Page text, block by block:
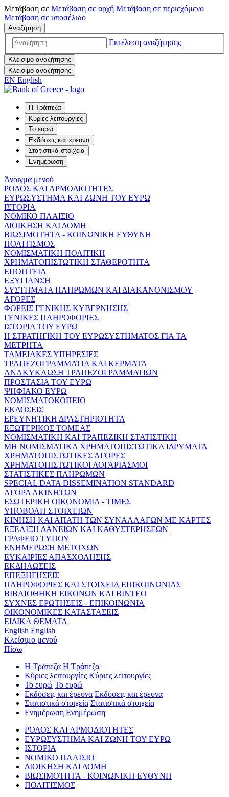
Μετάβαση σε Μετάβαση σε αρχή Μετάβαση σε περιεχόμενο
Μετάβαση σε υποσέλιδο
Αναζήτηση
Εκτέλεση αναζήτησης
Κλείσιμο αναζήτησης
Κλείσιμο αναζήτησης
EN English
Η Τράπεζα
Κύριες λειτουργίες
Το ευρώ
Εκδόσεις και έρευνα
Στατιστικά στοιχεία
Ενημέρωση
Άνοιγμα μενού
ΡΟΛΟΣ ΚΑΙ ΑΡΜΟΔΙΟΤΗΤΕΣ
ΕΥΡΩΣΥΣΤΗΜΑ ΚΑΙ ΖΩΝΗ ΤΟΥ ΕΥΡΩ
ΙΣΤΟΡΙΑ
ΝΟΜΙΚΟ ΠΛΑΙΣΙΟ
ΔΙΟΙΚΗΣΗ ΚΑΙ ΔΟΜΗ
ΒΙΩΣΙΜΟΤΗΤΑ - ΚΟΙΝΩΝΙΚΗ ΕΥΘΥΝΗ
ΠΟΛΙΤΙΣΜΟΣ
ΝΟΜΙΣΜΑΤΙΚΗ ΠΟΛΙΤΙΚΗ
ΧΡΗΜΑΤΟΠΙΣΤΩΤΙΚΗ ΣΤΑΘΕΡΟΤΗΤΑ
ΕΠΟΠΤΕΙΑ
ΕΞΥΓΙΑΝΣΗ
ΣΥΣΤΗΜΑΤΑ ΠΛΗΡΩΜΩΝ ΚΑΙ ΔΙΑΚΑΝΟΝΙΣΜΟΥ
ΑΓΟΡΕΣ
ΦΟΡΕΙΣ ΓΕΝΙΚΗΣ ΚΥΒΕΡΝΗΣΗΣ
ΓΕΝΙΚΕΣ ΠΛΗΡΟΦΟΡΙΕΣ
ΙΣΤΟΡΙΑ ΤΟΥ ΕΥΡΩ
Η ΣΤΡΑΤΗΓΙΚΗ ΤΟΥ ΕΥΡΩΣΥΣΤΗΜΑΤΟΣ ΓΙΑ ΤΑ
ΜΕΤΡΗΤΑ
ΤΑΜΕΙΑΚΕΣ ΥΠΗΡΕΣΙΕΣ
ΤΡΑΠΕΖΟΓΡΑΜΜΑΤΙΑ ΚΑΙ ΚΕΡΜΑΤΑ
ΑΝΑΚΥΚΛΩΣΗ ΤΡΑΠΕΖΟΓΡΑΜΜΑΤΙΩΝ
ΠΡΟΣΤΑΣΙΑ ΤΟΥ ΕΥΡΩ
ΨΗΦΙΑΚΟ ΕΥΡΩ
ΝΟΜΙΣΜΑΤΟΚΟΠΕΙΟ
ΕΚΔΟΣΕΙΣ
ΕΡΕΥΝΗΤΙΚΗ ΔΡΑΣΤΗΡΙΟΤΗΤΑ
ΕΞΩΤΕΡΙΚΟΣ ΤΟΜΕΑΣ
ΝΟΜΙΣΜΑΤΙΚΗ ΚΑΙ ΤΡΑΠΕΖΙΚΗ ΣΤΑΤΙΣΤΙΚΗ
ΜΗ ΝΟΜΙΣΜΑΤΙΚΑ ΧΡΗΜΑΤΟΠΙΣΤΩΤΙΚΑ ΙΔΡΥΜΑΤΑ
ΧΡΗΜΑΤΟΠΙΣΤΩΤΙΚΕΣ ΑΓΟΡΕΣ
ΧΡΗΜΑΤΟΠΙΣΤΩΤΙΚΟΙ ΛΟΓΑΡΙΑΣΜΟΙ
ΣΤΑΤΙΣΤΙΚΕΣ ΠΛΗΡΩΜΩΝ
SPECIAL DATA DISSEMINATION STANDARD
ΑΓΟΡΑ ΑΚΙΝΗΤΩΝ
ΕΣΩΤΕΡΙΚΗ ΟΙΚΟΝΟΜΙΑ - ΤΙΜΕΣ
ΥΠΟΒΟΛΗ ΣΤΟΙΧΕΙΩΝ
ΚΙΝΗΣΗ ΚΑΙ ΑΠΑΤΗ ΤΩΝ ΣΥΝΑΛΛΑΓΩΝ ΜΕ ΚΑΡΤΕΣ
ΕΞΕΛΙΞΗ ΔΑΝΕΙΩΝ ΚΑΙ ΚΑΘΥΣΤΕΡΗΣΕΩΝ
ΓΡΑΦΕΙΟ ΤΥΠΟΥ
ΕΝΗΜΕΡΩΣΗ ΜΕΤΟΧΩΝ
ΕΥΚΑΙΡΙΕΣ ΑΠΑΣΧΟΛΗΣΗΣ
ΕΚΔΗΛΩΣΕΙΣ
ΕΠΕΞΗΓΗΣΕΙΣ
ΠΛΗΡΟΦΟΡΙΕΣ ΚΑΙ ΣΤΟΙΧΕΙΑ ΕΠΙΚΟΙΝΩΝΙΑΣ
ΒΙΒΛΙΟΘΗΚΗ ΕΙΚΟΝΩΝ ΚΑΙ ΒΙΝΤΕΟ
ΣΥΧΝΕΣ ΕΡΩΤΗΣΕΙΣ - ΕΠΙΚΟΙΝΩΝΙΑ
ΟΙΚΟΝΟΜΙΚΕΣ ΚΑΤΑΣΤΑΣΕΙΣ
ΕΙΔΙΚΑ ΘΕΜΑΤΑ
English English
Κλείσιμο μενού
Πίσω
Η Τράπεζα Η Τράπεζα
Κύριες λειτουργίες Κύριες λειτουργίες
Το ευρώ Το ευρώ
Εκδόσεις και έρευνα Εκδόσεις και έρευνα
Στατιστικά στοιχεία Στατιστικά στοιχεία
Ενημέρωση Ενημέρωση
ΡΟΛΟΣ ΚΑΙ ΑΡΜΟΔΙΟΤΗΤΕΣ
ΕΥΡΩΣΥΣΤΗΜΑ ΚΑΙ ΖΩΝΗ ΤΟΥ ΕΥΡΩ
ΙΣΤΟΡΙΑ
ΝΟΜΙΚΟ ΠΛΑΙΣΙΟ
ΔΙΟΙΚΗΣΗ ΚΑΙ ΔΟΜΗ
ΒΙΩΣΙΜΟΤΗΤΑ - ΚΟΙΝΩΝΙΚΗ ΕΥΘΥΝΗ
ΠΟΛΙΤΙΣΜΟΣ